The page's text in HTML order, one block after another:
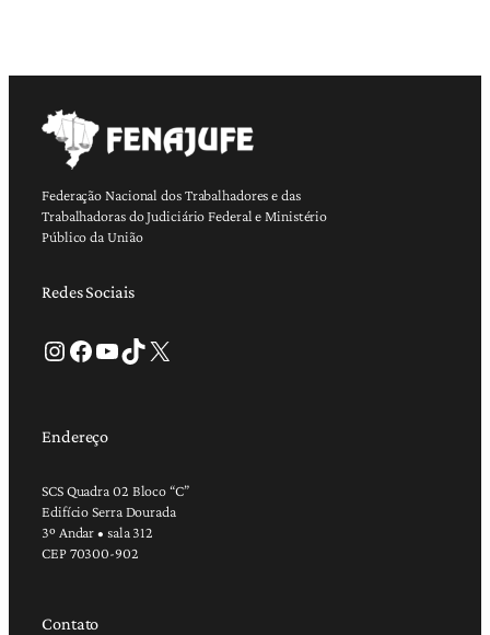
Federação Nacional dos Trabalhadores e das
Trabalhadoras do Judiciário Federal e Ministério
Público da União
Redes Sociais
Instagram Facebook Youtube TikTok X
Endereço
SCS Quadra 02 Bloco “C”
Edifício Serra Dourada
3º Andar • sala 312
CEP 70300-902
Contato